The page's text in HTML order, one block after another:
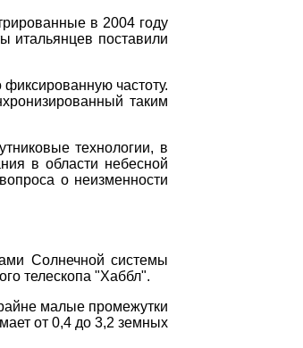
в 2004 году
итальянцев поставили
частоту.
таким
технологии, в
в области небесной
о неизменности
Солнечной системы
телескопа "Хаббл".
малые промежутки
от 0,4 до 3,2 земных